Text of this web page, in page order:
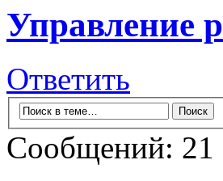
Управление
Ответить
Сообщений: 21